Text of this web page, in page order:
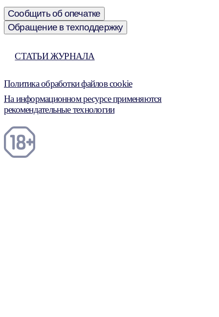
Сообщить об опечатке
Обращение в техподдержку
СТАТЬИ ЖУРНАЛА
Политика обработки файлов cookie
На информационном ресурсе применяются
рекомендательные технологии